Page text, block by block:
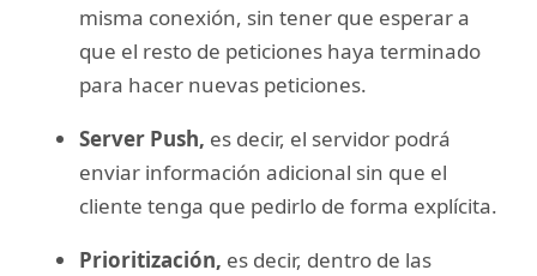
misma conexión, sin tener que esperar a
que el resto de peticiones haya terminado
para hacer nuevas peticiones.
Server Push, es decir, el servidor podrá
enviar información adicional sin que el
cliente tenga que pedirlo de forma explícita.
Prioritización, es decir, dentro de las